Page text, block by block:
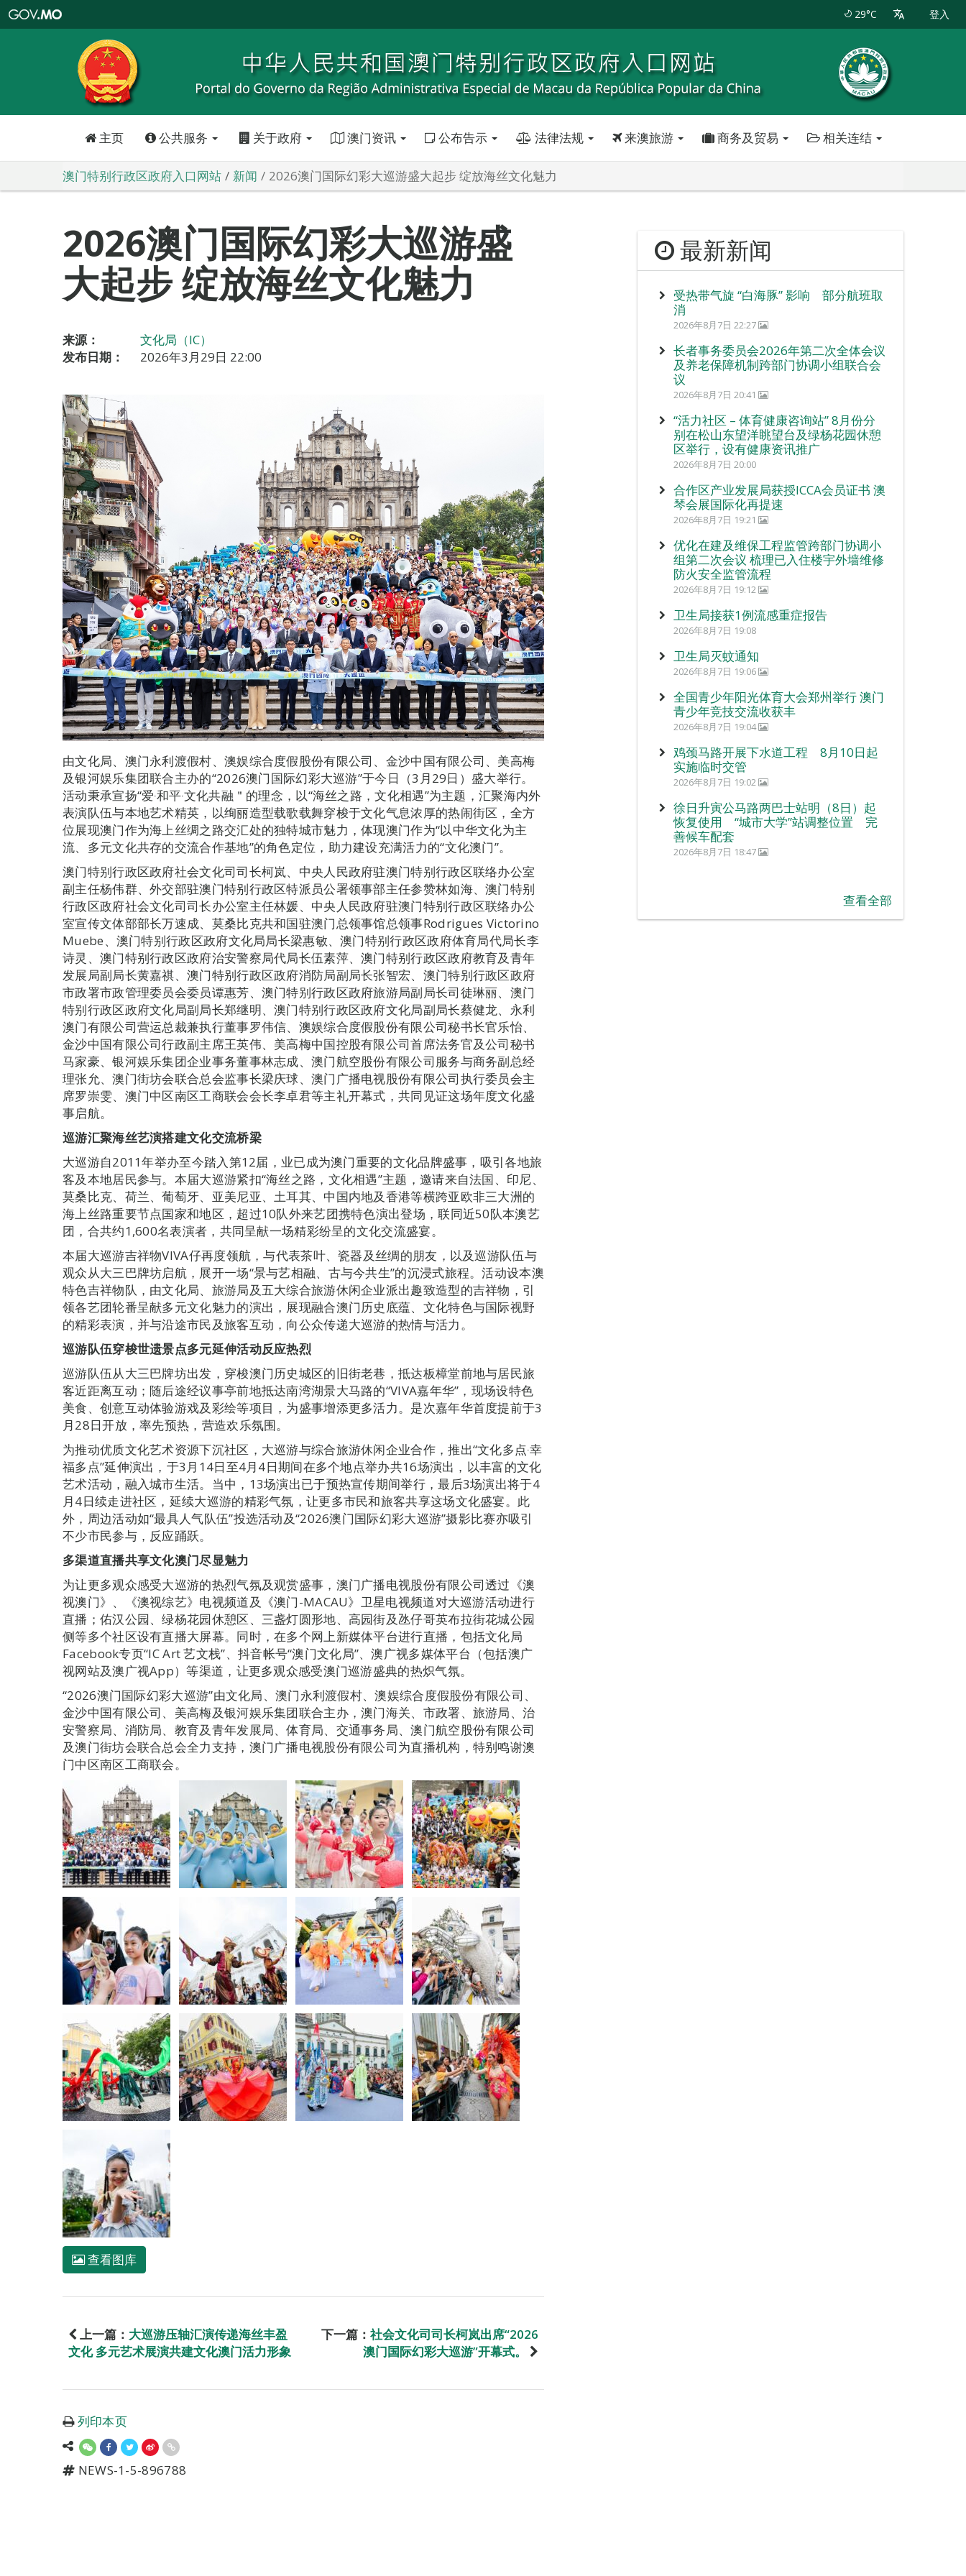
特
政
区
政
口
29°C 登入
主页 公共服务 关于政府 澳门资讯 公布告示 法律法规 来澳旅游 商务及贸易 相关连结
澳门特别行政区政府入口网站 新闻 2026澳门国际幻彩大巡游盛大起步 绽放海丝文化魅力
2026澳门国际幻彩大巡游盛
大起步 绽放海丝文化魅力
来源：
文化局（IC）
发布日期：
2026年3月29日 22:00
由文化局、澳门永利渡假村、澳娱综合度假股份有限公司、金沙中国有限公司、美高梅
及银河娱乐集团联合主办的“2026澳门国际幻彩大巡游”于今日（3月29日）盛大举行。
活动秉承宣扬“爱‧和平‧文化共融＂的理念，以“海丝之路，文化相遇”为主题，汇聚海内外
表演队伍与本地艺术精英，以绚丽造型载歌载舞穿梭于文化气息浓厚的热闹街区，全方
位展现澳门作为海上丝绸之路交汇处的独特城市魅力，体现澳门作为“以中华文化为主
流、多元文化共存的交流合作基地”的角色定位，助力建设充满活力的“文化澳门”。
澳门特别行政区政府社会文化司司长柯岚、中央人民政府驻澳门特别行政区联络办公室
副主任杨伟群、外交部驻澳门特别行政区特派员公署领事部主任参赞林如海、澳门特别
行政区政府社会文化司司长办公室主任林媛、中央人民政府驻澳门特别行政区联络办公
室宣传文体部部长万速成、莫桑比克共和国驻澳门总领事馆总领事Rodrigues Victorino
Muebe、澳门特别行政区政府文化局局长梁惠敏、澳门特别行政区政府体育局代局长李
诗灵、澳门特别行政区政府治安警察局代局长伍素萍、澳门特别行政区政府教育及青年
发展局副局长黄嘉祺、澳门特别行政区政府消防局副局长张智宏、澳门特别行政区政府
市政署市政管理委员会委员谭惠芳、澳门特别行政区政府旅游局副局长司徒琳丽、澳门
特别行政区政府文化局副局长郑继明、澳门特别行政区政府文化局副局长蔡健龙、永利
澳门有限公司营运总裁兼执行董事罗伟信、澳娱综合度假股份有限公司秘书长官乐怡、
金沙中国有限公司行政副主席王英伟、美高梅中国控股有限公司首席法务官及公司秘书
马家豪、银河娱乐集团企业事务董事林志成、澳门航空股份有限公司服务与商务副总经
理张允、澳门街坊会联合总会监事长梁庆球、澳门广播电视股份有限公司执行委员会主
席罗崇雯、澳门中区南区工商联会会长李卓君等主礼开幕式，共同见证这场年度文化盛
事启航。
巡游汇聚海丝艺演搭建文化交流桥梁
大巡游自2011年举办至今踏入第12届，业已成为澳门重要的文化品牌盛事，吸引各地旅
客及本地居民参与。本届大巡游紧扣“海丝之路，文化相遇”主题，邀请来自法国、印尼、
莫桑比克、荷兰、葡萄牙、亚美尼亚、土耳其、中国内地及香港等横跨亚欧非三大洲的
海上丝路重要节点国家和地区，超过10队外来艺团携特色演出登场，联同近50队本澳艺
团，合共约1,600名表演者，共同呈献一场精彩纷呈的文化交流盛宴。
本届大巡游吉祥物VIVA仔再度领航，与代表茶叶、瓷器及丝绸的朋友，以及巡游队伍与
观众从大三巴牌坊启航，展开一场“景与艺相融、古与今共生”的沉浸式旅程。活动设本澳
特色吉祥物队，由文化局、旅游局及五大综合旅游休闲企业派出趣致造型的吉祥物，引
领各艺团轮番呈献多元文化魅力的演出，展现融合澳门历史底蕴、文化特色与国际视野
的精彩表演，并与沿途市民及旅客互动，向公众传递大巡游的热情与活力。
巡游队伍穿梭世遗景点多元延伸活动反应热烈
巡游队伍从大三巴牌坊出发，穿梭澳门历史城区的旧街老巷，抵达板樟堂前地与居民旅
客近距离互动；随后途经议事亭前地抵达南湾湖景大马路的“VIVA嘉年华”，现场设特色
美食、创意互动体验游戏及彩绘等项目，为盛事增添更多活力。是次嘉年华首度提前于3
月28日开放，率先预热，营造欢乐氛围。
为推动优质文化艺术资源下沉社区，大巡游与综合旅游休闲企业合作，推出“文化多点‧幸
福多点”延伸演出，于3月14日至4月4日期间在多个地点举办共16场演出，以丰富的文化
艺术活动，融入城市生活。当中，13场演出已于预热宣传期间举行，最后3场演出将于4
月4日续走进社区，延续大巡游的精彩气氛，让更多市民和旅客共享这场文化盛宴。此
外，周边活动如“最具人气队伍”投选活动及“2026澳门国际幻彩大巡游”摄影比赛亦吸引
不少市民参与，反应踊跃。
多渠道直播共享文化澳门尽显魅力
为让更多观众感受大巡游的热烈气氛及观赏盛事，澳门广播电视股份有限公司透过《澳
视澳门》、《澳视综艺》电视频道及《澳门-MACAU》卫星电视频道对大巡游活动进行
直播；佑汉公园、绿杨花园休憩区、三盏灯圆形地、高园街及氹仔哥英布拉街花城公园
侧等多个社区设有直播大屏幕。同时，在多个网上新媒体平台进行直播，包括文化局
Facebook专页“IC Art 艺文栈”、抖音帐号“澳门文化局”、澳广视多媒体平台（包括澳广
视网站及澳广视App）等渠道，让更多观众感受澳门巡游盛典的热炽气氛。
“2026澳门国际幻彩大巡游”由文化局、澳门永利渡假村、澳娱综合度假股份有限公司、
金沙中国有限公司、美高梅及银河娱乐集团联合主办，澳门海关、市政署、旅游局、治
安警察局、消防局、教育及青年发展局、体育局、交通事务局、澳门航空股份有限公司
及澳门街坊会联合总会全力支持，澳门广播电视股份有限公司为直播机构，特别鸣谢澳
门中区南区工商联会。
查看图库
上一篇： 大巡游压轴汇演传递海丝丰盈
文化 多元艺术展演共建文化澳门活力形象
下一篇： 社会文化司司长柯岚出席“2026
澳门国际幻彩大巡游”开幕式。
列印本页
NEWS-1-5-896788
最新新闻
受热带气旋 “白海豚” 影响 部分航班取
消
2026年8月7日 22:27
长者事务委员会2026年第二次全体会议
及养老保障机制跨部门协调小组联合会
议
2026年8月7日 20:41
“活力社区 – 体育健康咨询站” 8月份分
别在松山东望洋眺望台及绿杨花园休憩
区举行，设有健康资讯推广
2026年8月7日 20:00
合作区产业发展局获授ICCA会员证书 澳
琴会展国际化再提速
2026年8月7日 19:21
优化在建及维保工程监管跨部门协调小
组第二次会议 梳理已入住楼宇外墙维修
防火安全监管流程
2026年8月7日 19:12
卫生局接获1例流感重症报告
2026年8月7日 19:08
卫生局灭蚊通知
2026年8月7日 19:06
全国青少年阳光体育大会郑州举行 澳门
青少年竞技交流收获丰
2026年8月7日 19:04
鸡颈马路开展下水道工程 8月10日起
实施临时交管
2026年8月7日 19:02
徐日升寅公马路两巴士站明（8日）起
恢复使用 “城市大学”站调整位置 完
善候车配套
2026年8月7日 18:47
查看全部